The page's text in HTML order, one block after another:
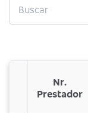
Nr.
Prestador